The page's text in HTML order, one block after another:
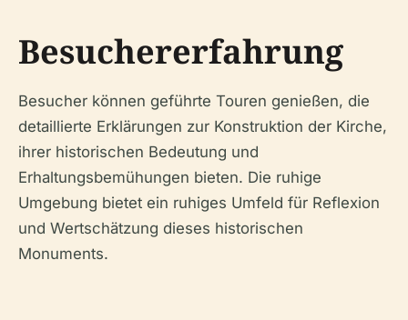
Besuchererfahrung
Besucher können geführte Touren genießen, die
detaillierte Erklärungen zur Konstruktion der Kirche,
ihrer historischen Bedeutung und
Erhaltungsbemühungen bieten. Die ruhige
Umgebung bietet ein ruhiges Umfeld für Reflexion
und Wertschätzung dieses historischen
Monuments.